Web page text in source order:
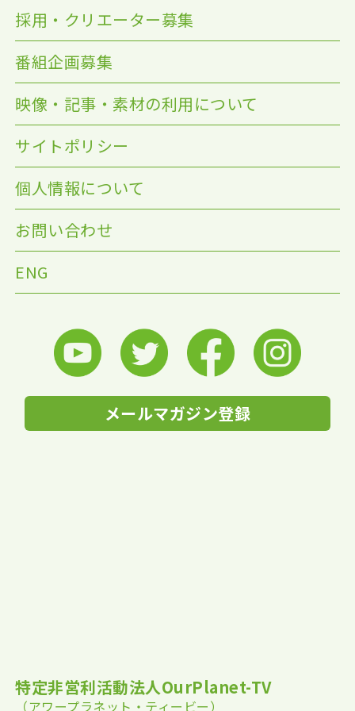
採用・クリエーター募集
番組企画募集
映像・記事・素材の利用について
サイトポリシー
個人情報について
お問い合わせ
ENG
メールマガジン登録
特定非営利活動法人OurPlanet-TV
（アワープラネット・ティービー）